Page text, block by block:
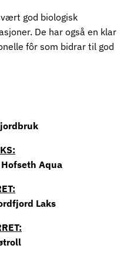
god biologisk
De har også en klar
fôr som bidrar til god
Aqua
Laks